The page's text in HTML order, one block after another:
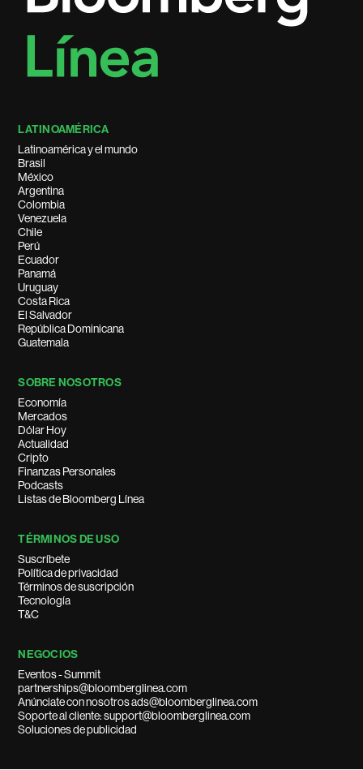
LATINOAMÉRICA
Latinoamérica y el mundo
Brasil
México
Argentina
Colombia
Venezuela
Chile
Perú
Ecuador
Panamá
Uruguay
Costa Rica
El Salvador
República Dominicana
Guatemala
SOBRE NOSOTROS
Economía
Mercados
Dólar Hoy
Actualidad
Cripto
Finanzas Personales
Podcasts
Listas de Bloomberg Línea
TÉRMINOS DE USO
Suscríbete
Política de privacidad
Términos de suscripción
Tecnología
T&C
NEGOCIOS
Eventos - Summit
partnerships@bloomberglinea.com
Anúnciate con nosotros ads@bloomberglinea.com
Soporte al cliente: support@bloomberglinea.com
Soluciones de publicidad